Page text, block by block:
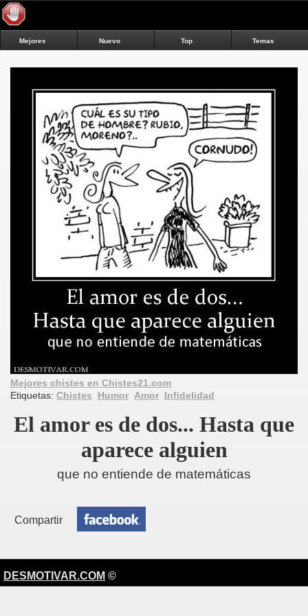
Mejores Nuevo Top Temas
Mejores chistes en Chistes21.com
Etiquetas: Chistes Humor Amor Infidelidad
El amor es de dos... Hasta que
aparece alguien
que no entiende de matemáticas
Compartir
DESMOTIVAR.COM ©